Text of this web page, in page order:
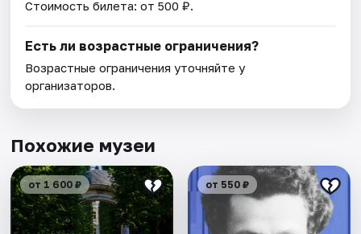
Стоимость билета: от 500 ₽.
Есть ли возрастные ограничения?
Возрастные ограничения уточняйте у
организаторов.
Похожие музеи
от 1 600 ₽ от 550 ₽